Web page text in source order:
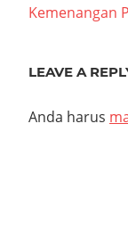
Post:
Kemenangan
LEAVE A
Anda harus